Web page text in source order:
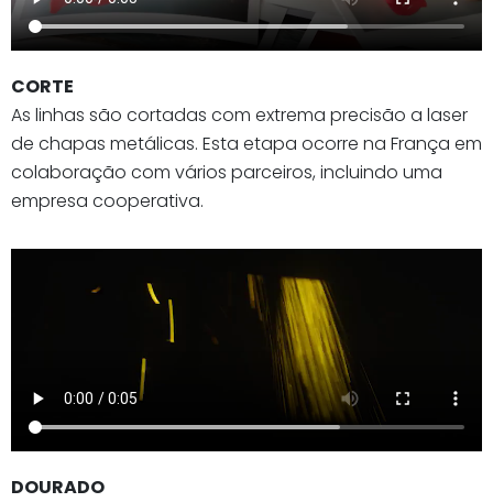
CORTE
As linhas são cortadas com extrema precisão a laser
de chapas metálicas. Esta etapa ocorre na França em
colaboração com vários parceiros, incluindo uma
empresa cooperativa.
DOURADO